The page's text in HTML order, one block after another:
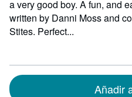
a very good boy. A fun, and
written by Danni Moss and
Stites. Perfect...
Añadir